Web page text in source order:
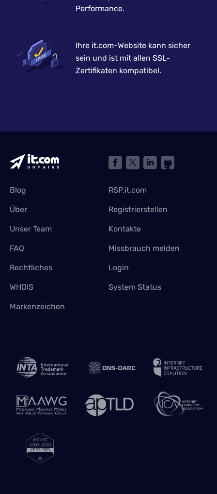
Performance.
Ihre it.com-Website kann sicher
sein und ist mit allen SSL-
Zertifikaten kompatibel.
Blog
Über
Unser Team
FAQ
Rechtliches
WHOIS
Markenzeichen
RSP.it.com
Registrierstellen
Kontakte
Missbrauch melden
Login
System Status